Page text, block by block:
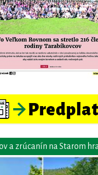
a zrúcanín na Starom